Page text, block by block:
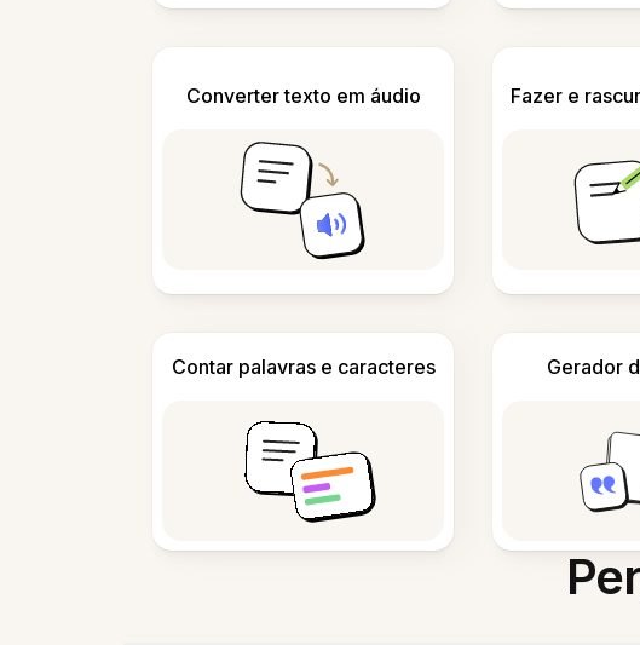
Converter texto em áudio Fazer e
Contar palavras e caracteres Gerador